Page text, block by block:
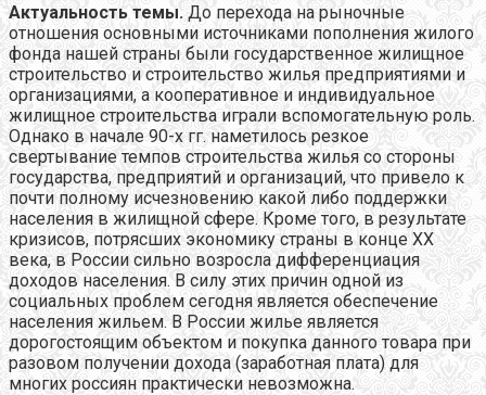
Актуальность темы. До перехода на рыночные
отношения основными источниками пополнения жилого
фонда нашей страны были государственное жилищное
строительство и строительство жилья предприятиями и
организациями, а кооперативное и индивидуальное
жилищное строительства играли вспомогательную роль.
Однако в начале 90-х гг. наметилось резкое
свертывание темпов строительства жилья со стороны
государства, предприятий и организаций, что привело к
почти полному исчезновению какой либо поддержки
населения в жилищной сфере. Кроме того, в результате
кризисов, потрясших экономику страны в конце XX
века, в России сильно возросла дифференциация
доходов населения. В силу этих причин одной из
социальных проблем сегодня является обеспечение
населения жильем. В России жилье является
дорогостоящим объектом и покупка данного товара при
разовом получении дохода (заработная плата) для
многих россиян практически невозможна.